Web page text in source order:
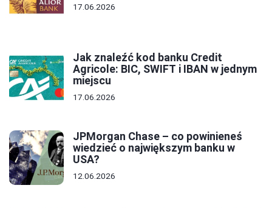
17.06.2026
Jak znaleźć kod banku Credit
Agricole: BIC, SWIFT i IBAN w jednym
miejscu
17.06.2026
JPMorgan Chase – co powinieneś
wiedzieć o największym banku w
USA?
12.06.2026